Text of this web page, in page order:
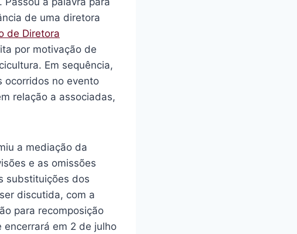
de uma diretora
de Diretora
por motivação de
Em sequência,
ocorridos no evento
relação a associadas,
a mediação da
e as omissões
substituições dos
discutida, com a
para recomposição
em 2 de julho